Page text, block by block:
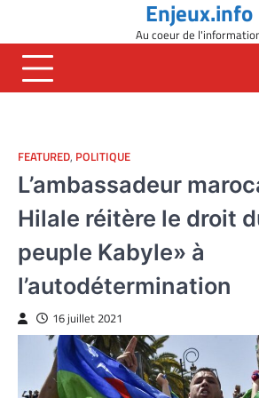
content
Enjeux.info
Au coeur de
FEATURED, POLITIQUE
L’ambassadeur
Hilale réitère le droit
peuple Kabyle» à
l’autodétermination
16 juillet 2021